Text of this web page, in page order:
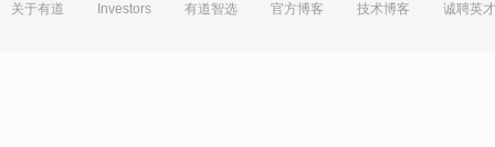
关于有道 Investors 有道智选 官方博客 技术博客 诚聘英才